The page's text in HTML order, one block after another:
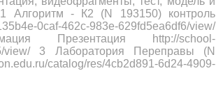
Алгоритм - К2 (N 193150) контроль
0caf-462c-983e-629fd5ea6df6/view/
Презентация http://school-
view/ 3 Лаборатория Переправы (N
catalog/res/4cb2d891-6d24-4909-